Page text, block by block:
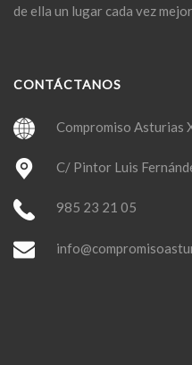
de ella un lugar cada vez
CONTÁCTANOS
Compromiso Asturias
C/ Pintor Luis
985 23 21 05